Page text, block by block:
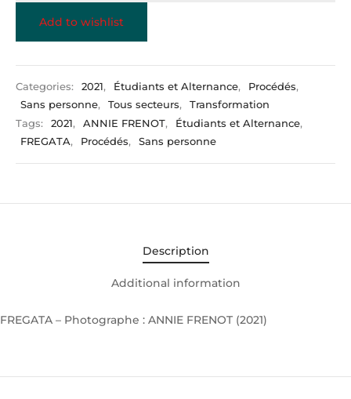
Add to wishlist
Categories: 2021, Étudiants et Alternance, Procédés,
Sans personne, Tous secteurs,
Transformation
Tags:
2021, ANNIE FRENOT, Étudiants et Alternance,
FREGATA, Procédés, Sans personne
Description
Additional information
FREGATA – Photographe : ANNIE FRENOT (2021)